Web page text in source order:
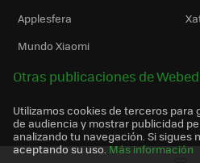
Applesfera
Mundo Xiaomi
Otras publicaciones de
Utilizamos cookies de terceros
de audiencia y mostrar publicidad
analizando tu navegación. Si sigues
aceptando su uso. Más información